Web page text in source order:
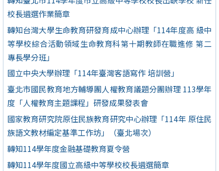
校長遴選作業簡章
轉知台灣大學生命教育研發育成中心辦理「114年度高 級中
等學校綜合活動領域生命教育科第十期教師在職進修 第二
專長學分班」
國立中央大學辦理「114年臺灣客語寫作 培訓營」
臺北市國民教育地方輔導團人權教育議題分團辦理 113學年
度「人權教育主題課程」研發成果發表會
國家教育研究院原住民族教育研究中心辦理「114年 原住民
族語文教材編定基準工作坊」（臺北場次）
轉知114學年度金融基礎教育夏令營
轉知114學年度國立高級中等學校校長遴選簡章